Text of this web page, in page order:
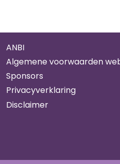
ANBI
Algemene voorwaarden
Sponsors
Privacyverklaring
Disclaimer